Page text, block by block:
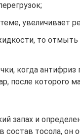
увеличивает
то отмыть
когда антифриз
после которого
запах и
состав тосола, он